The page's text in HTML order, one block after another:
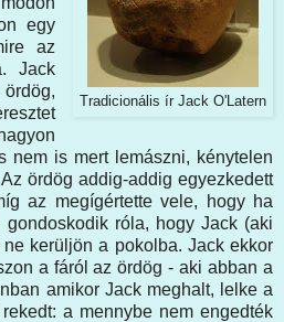
Tradicionális ír Jack O'Latern
egy
az
Jack
nem is mert lemászni, kénytelen
ördög addig-addig egyezkedett
az megígértette vele, hogy ha
gondoskodik róla, hogy Jack (aki
kerüljön a pokolba. Jack ekkor
a fáról az ördög - aki abban a
amikor Jack meghalt, lelke a
a mennybe nem engedték